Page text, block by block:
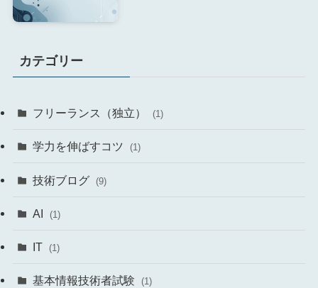
カテゴリー
フリーランス（独立） (1)
学力を伸ばすコツ (1)
技術ブログ (9)
AI (1)
IT (1)
基本情報技術者試験 (1)